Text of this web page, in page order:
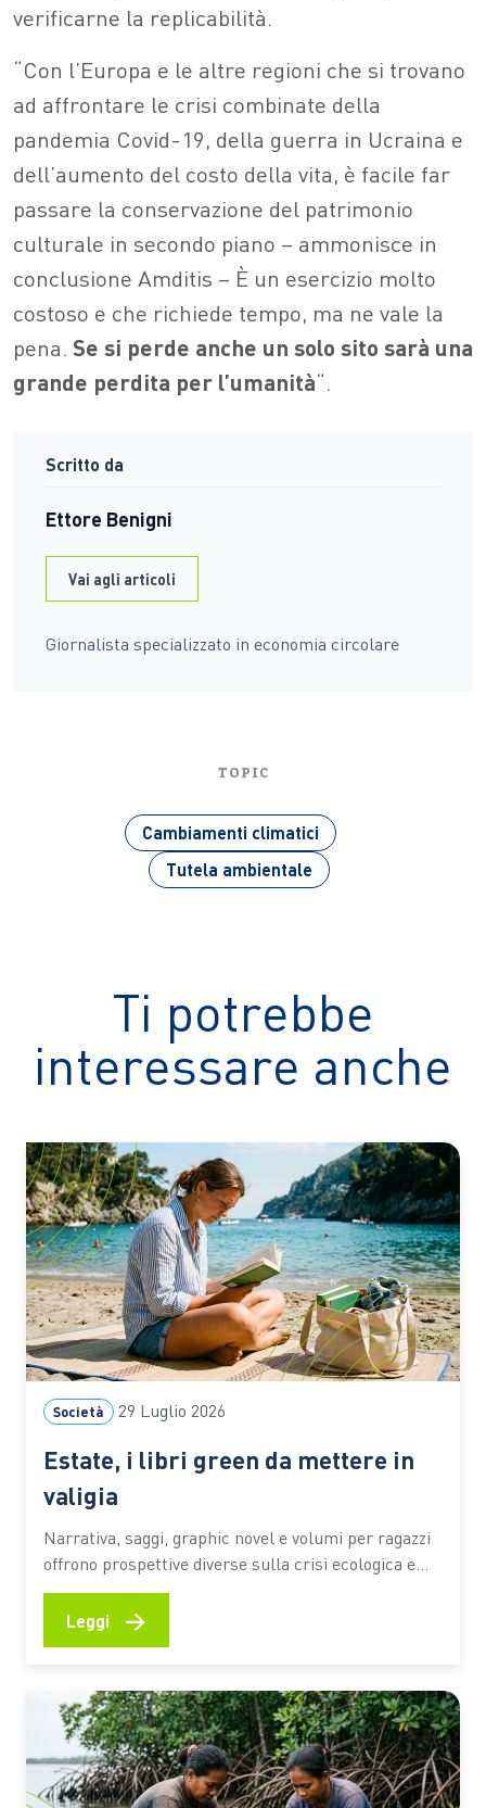
verificarne la replicabilità.
“Con l’Europa e le altre regioni che si trovano
ad affrontare le crisi combinate della
pandemia Covid-19, della guerra in Ucraina e
dell’aumento del costo della vita, è facile far
passare la conservazione del patrimonio
culturale in secondo piano – ammonisce in
conclusione Amditis – È un esercizio molto
costoso e che richiede tempo, ma ne vale la
pena. Se si perde anche un solo sito sarà una
grande perdita per l’umanità“.
Scritto da
Ettore Benigni
Vai agli articoli
Giornalista specializzato in economia circolare
TOPIC
Cambiamenti climatici
Tutela ambientale
Ti potrebbe
interessare anche
Società 29 Luglio 2026
Estate, i libri green da mettere in
valigia
Narrativa, saggi, graphic novel e volumi per ragazzi
offrono prospettive diverse sulla crisi ecologica e
sul rapporto tra persone e ambiente. I titoli
premiati dal Premio Demetra 2026 diventano una
chi mette in valigia un…
Leggi →